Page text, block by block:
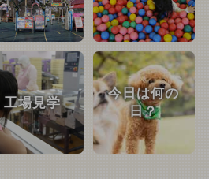
工場見学
今日は何の
日？